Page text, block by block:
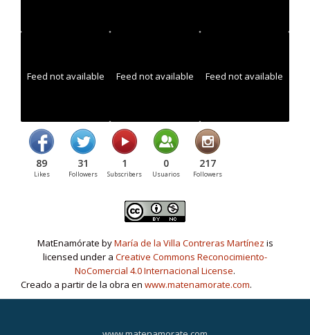
Feed not available Feed not available Feed not available
89
Likes
31
Followers
1
Subscribers
0
Usuarios
217
Followers
MatEnamórate byMaría de la Villa Contreras Martínez is
licensed under a Creative Commons Reconocimiento-
NoComercial 4.0 Internacional License.
Creado a partir de la obra en www.matenamorate.com.